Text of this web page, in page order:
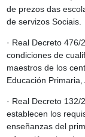
de prezos das
de servizos Sociais.
· Real Decreto
condiciones de
maestros de los
Educación
· Real Decreto
establecen los
enseñanzas del